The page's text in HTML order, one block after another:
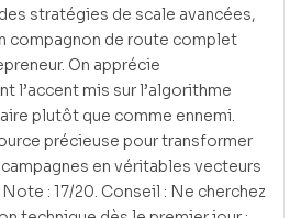
stratégies de scale avancées,
compagnon de route complet
On apprécie
l’accent mis sur l’algorithme
plutôt que comme ennemi.
précieuse pour transformer
en véritables vecteurs
: 17/20. Conseil : Ne cherchez